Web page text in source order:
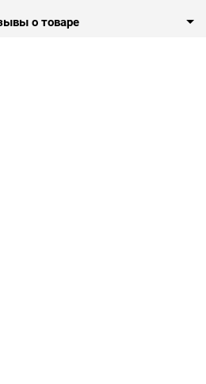
о товаре